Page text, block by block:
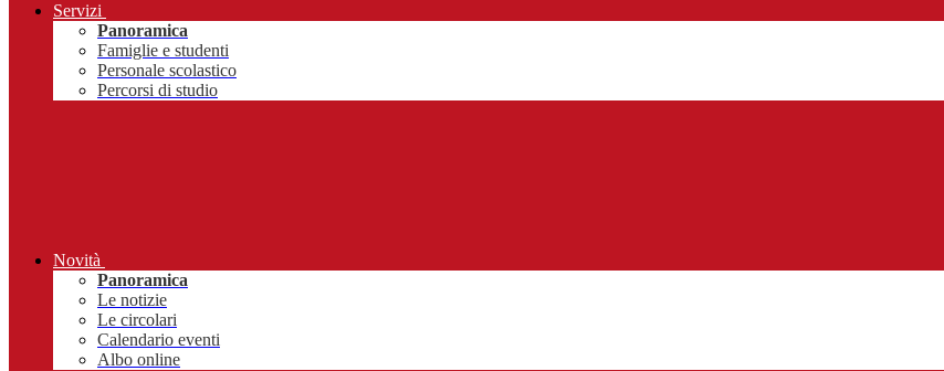
Servizi
Panoramica
Famiglie e studenti
Personale scolastico
Percorsi di studio
Novità
Panoramica
Le notizie
Le circolari
Calendario eventi
Albo online